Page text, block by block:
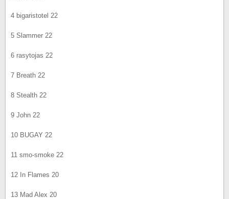
4 bigaristotel 22
5 Slammer 22
6 rasytojas 22
7 Breath 22
8 Stealth 22
9 John 22
10 BUGAY 22
11 smo-smoke 22
12 In Flames 20
13 Mad Alex 20